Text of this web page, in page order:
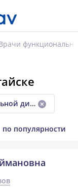
Врач функциональной диагностики
по популярности